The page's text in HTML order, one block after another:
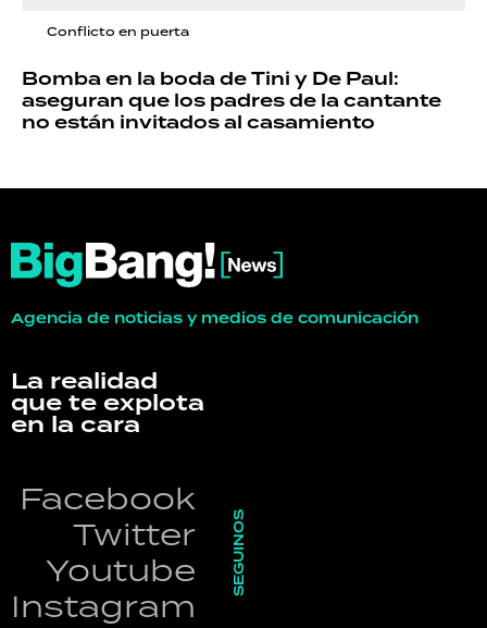
Conflicto en puerta
Bomba en la boda de Tini y De Paul:
aseguran que los padres de la cantante
no están invitados al casamiento
Agencia de noticias y medios de comunicación
La realidad
que te explota
en la cara
Facebook
Twitter
Youtube
Instagram
SEGUINOS